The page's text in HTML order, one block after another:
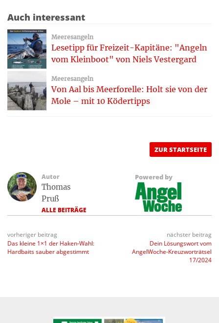
Auch interessant
Meeresangeln
Lesetipp für Freizeit-Kapitäne: "Angeln
vom Kleinboot" von Niels Vestergard
Meeresangeln
Von Aal bis Meerforelle: Holt sie von der
Mole – mit 10 Ködertipps
ZUR STARTSEITE
Autor
Thomas
Pruß
ALLE BEITRÄGE
Powered by
vorheriger beitrag
Das kleine 1×1 der Haken-Wahl:
Hardbaits sauber abgestimmt
nächster beitrag
Dein Lösungswort vom
AngelWoche-Kreuzworträtsel
17/2024